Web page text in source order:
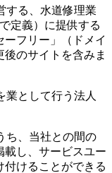
する、水道修理業
定義）に提供する
フリー」（ドメイ
のサイトを含みま
業として行う法人
ち、当社との間の
載し、サービスユー
けることができる